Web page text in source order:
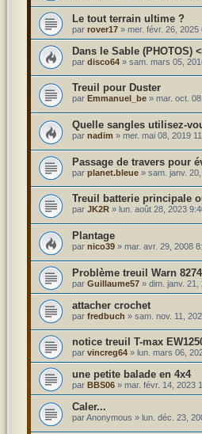
Le tout terrain ultime ?
par rover17» mer. févr. 26, 2025
Dans le Sable (PHOTOS)
par disco64» sam. mars 05,
Treuil pour Duster
par Emmanuel_be» mar. oct.
Quelle sangles utilisez-
par nadim » mer. mai 08, 2019
Passage de travers pour
par planet.bleue» sam. janv.
Treuil batterie principale
par JK2R» lun. août 28, 2023
Plantage
par nico39» mar. avr. 29, 2008
Problème treuil Warn 8274
par Guillaume57» dim. janv. 21,
attacher crochet
par fredbuch » sam. nov. 11,
notice treuil T-max
par vincreg64» lun. mars 06,
une petite balade en 4x4
par BBS06» mar. févr. 14, 2023
Caler...
parAnonymous » lun. déc. 23,